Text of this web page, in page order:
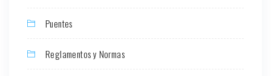
Puentes
Reglamentos y Normas